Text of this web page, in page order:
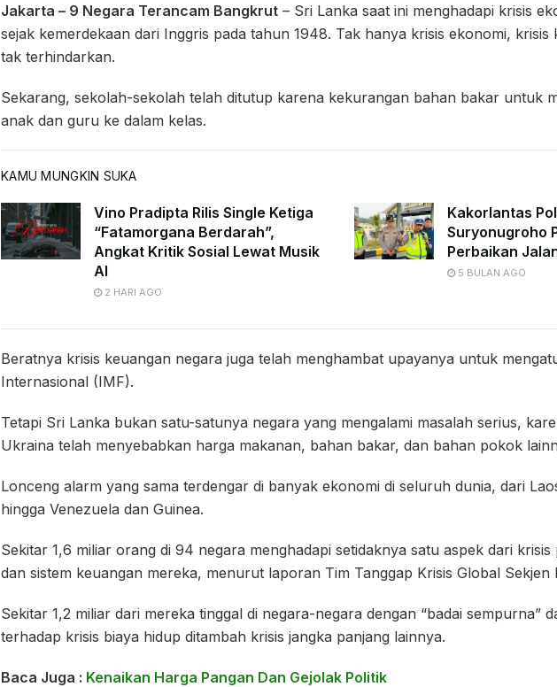
Jakarta – 9 Negara Terancam Bangkrut – Sri Lanka saat ini menghadapi krisis
sejak kemerdekaan dari Inggris pada tahun 1948. Tak hanya krisis ekonomi, krisis
tak terhindarkan.
Sekarang, sekolah-sekolah telah ditutup karena kekurangan bahan bakar untuk
anak dan guru ke dalam kelas.
KAMU MUNGKIN SUKA
Vino Pradipta Rilis Single Ketiga
“Fatamorgana Berdarah”,
Angkat Kritik Sosial Lewat Musik
AI
2 HARI AGO
Kakorlantas
Suryonugroho
Perbaikan
5 BULAN AGO
Beratnya krisis keuangan negara juga telah menghambat upayanya untuk
Internasional (IMF).
Tetapi Sri Lanka bukan satu-satunya negara yang mengalami masalah serius,
Ukraina telah menyebabkan harga makanan, bahan bakar, dan bahan pokok
Lonceng alarm yang sama terdengar di banyak ekonomi di seluruh dunia, dari
hingga Venezuela dan Guinea.
Sekitar 1,6 miliar orang di 94 negara menghadapi setidaknya satu aspek dari krisis
dan sistem keuangan mereka, menurut laporan Tim Tanggap Krisis Global Sekjen
Sekitar 1,2 miliar dari mereka tinggal di negara-negara dengan “badai sempurna”
terhadap krisis biaya hidup ditambah krisis jangka panjang lainnya.
Baca Juga : Kenaikan Harga Pangan Dan Gejolak Politik